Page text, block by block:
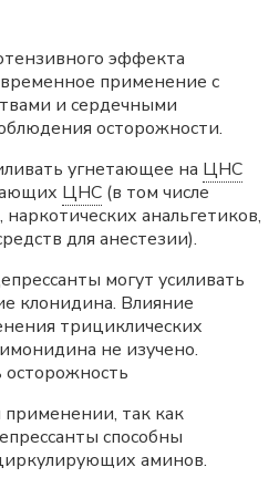
эффекта
применение с
и сердечными
осторожности.
угнетающее на ЦНС
ЦНС (в том числе
наркотических анальгетиков,
для анестезии).
могут усиливать
клонидина. Влияние
трициклических
не изучено.
так как
способны
аминов.